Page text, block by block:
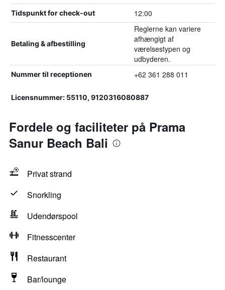
Tidspunkt for check-out 12:00
Betaling & afbestilling
Reglerne kan variere
afhængigt af
værelsestypen og
udbyderen.
Nummer til receptionen +62 361 288 011
Licensnummer: 55110, 9120316080887
Fordele og faciliteter på Prama
Sanur Beach Bali
Privat strand
Snorkling
Udendørspool
Fitnesscenter
Restaurant
Bar/lounge